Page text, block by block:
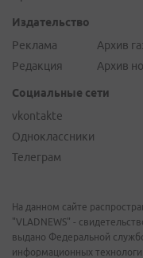
Издательство
Реклама
Редакция
Архив
Архив
Социальные сети
vkontakte
Одноклассники
Телеграм
На данном сайте
"VLADNEWS" -
выдано Федеральной
информационных